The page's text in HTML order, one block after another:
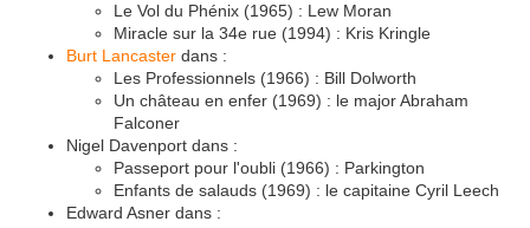
Le Vol du Phénix (1965) : Lew Moran
Miracle sur la 34e rue (1994) : Kris Kringle
Burt Lancaster dans :
Les Professionnels (1966) : Bill Dolworth
Un château en enfer (1969) : le major Abraham
Falconer
Nigel Davenport dans :
Passeport pour l'oubli (1966) : Parkington
Enfants de salauds (1969) : le capitaine Cyril Leech
Edward Asner dans :